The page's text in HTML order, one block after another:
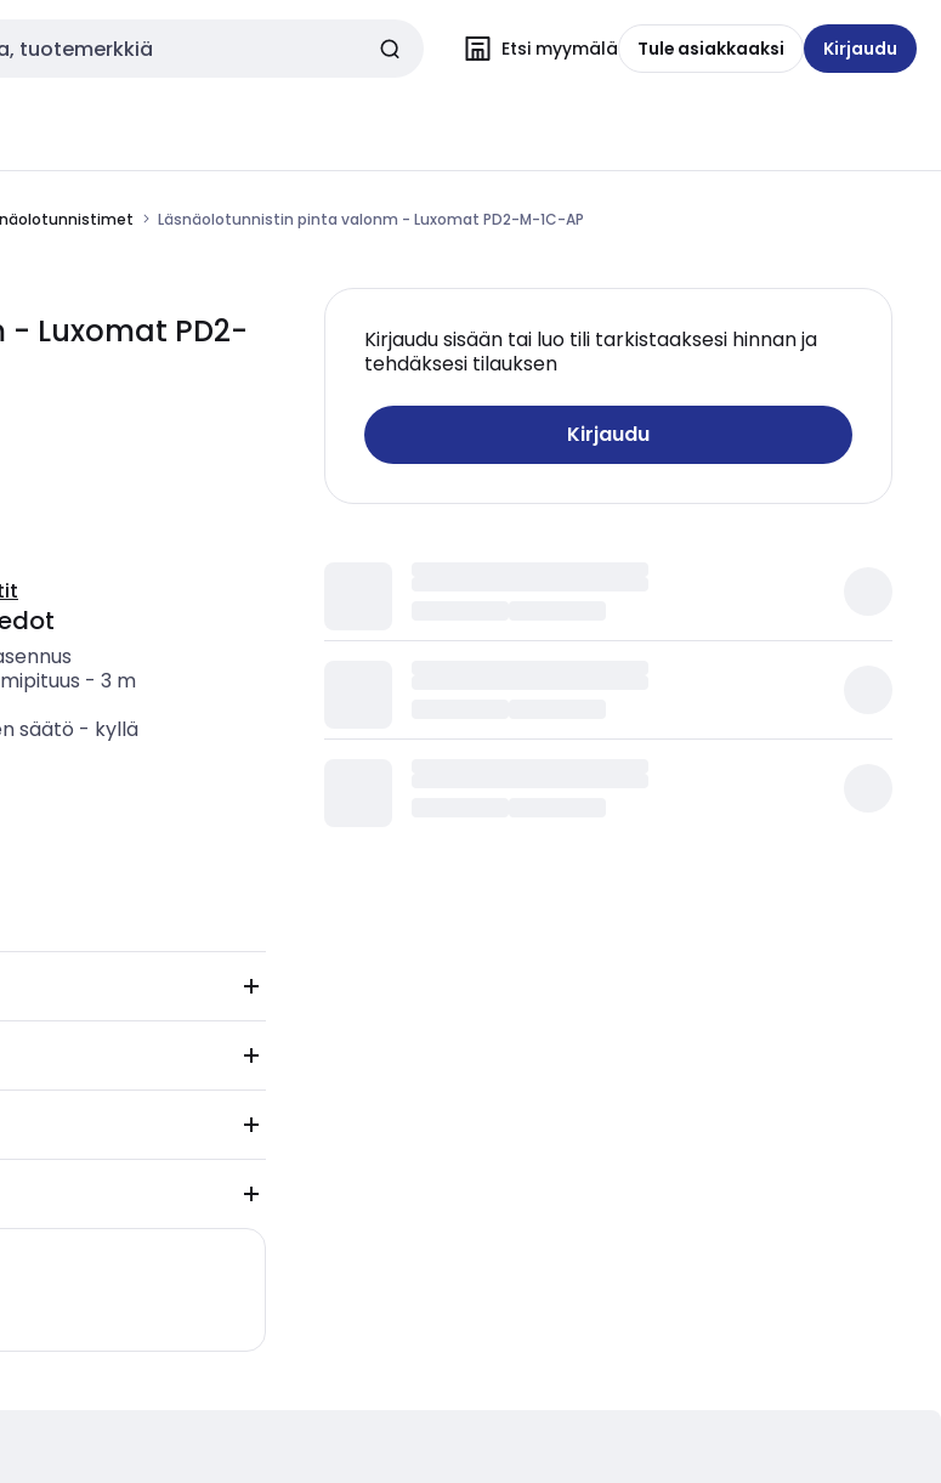
Etsi myymälä Tule asiakkaaksi Kirjaudu
Läsnäolotunnistin pinta valonm - Luxomat PD2-M-1C-AP
- Luxomat PD2-
Kirjaudu sisään tai luo tili tarkistaaksesi hinnan ja
tehdäksesi tilauksen
Kirjaudu
- 3 m
säätö - kyllä